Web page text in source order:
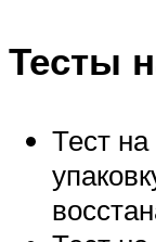
Тесты
Тест